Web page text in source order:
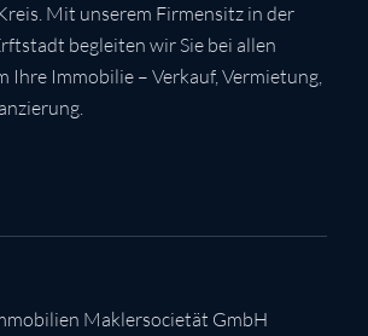
Mit unserem Firmensitz in der
begleiten wir Sie bei allen
Ihre Immobilie – Verkauf, Vermietung,
Maklersocietät GmbH